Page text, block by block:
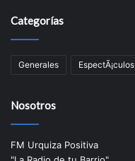
Categorías
Generales EspectÃ¡culos
Nosotros
FM Urquiza Positiva